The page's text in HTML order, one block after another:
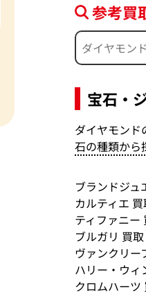
参考買
宝石・
ダイヤモンド
石の種類から
ブランドジュ
カルティエ 買
ティファニー
ブルガリ 買取
ヴァンクリー
ハリー・ウィ
クロムハーツ